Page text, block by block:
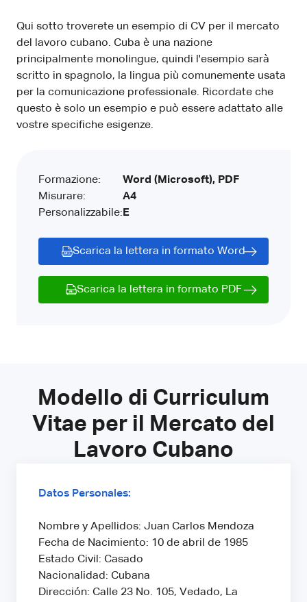
Qui sotto troverete un esempio di CV per il mercato
del lavoro cubano. Cuba è una nazione
principalmente monolingue, quindi l'esempio sarà
scritto in spagnolo, la lingua più comunemente usata
per la comunicazione professionale. Ricordate che
questo è solo un esempio e può essere adattato alle
vostre specifiche esigenze.
Formazione:
Misurare:
Personalizzabile:
Word (Microsoft), PDF
A4
E
Scarica la lettera in formato Word
Scarica la lettera in formato PDF
Modello di Curriculum
Vitae per il Mercato del
Lavoro Cubano
Datos Personales:
Nombre y Apellidos: Juan Carlos Mendoza
Fecha de Nacimiento: 10 de abril de 1985
Estado Civil: Casado
Nacionalidad: Cubana
Dirección: Calle 23 No. 105, Vedado, La